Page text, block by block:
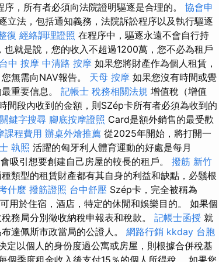
，所有者必須向法院證明驅逐是合理的。 協會申
立法，包括通知義務，法院訴訟程序以及執行驅逐
復 經絡調理證照 在程序中，驅逐永遠不會自行持
就是說，您的收入不超過1200萬，您不必為租戶
台中 按摩 中清路 按摩 如果您將財產作為個人租賃，
無需向NAV報告。 天母 按摩 如果您沒有時間或覺
重要信息。 記帳士 稅務相關法規 增值稅（增值
段內收到的金額，則SZép卡所有者必須為收到的
關鍵字搜尋 腳底按摩證照 Card是額外銷售的最受歡
課程費用 辦桌外燴推薦 從2025年開始，將打開一
執照 活躍的匈牙利人體育運動的好處是每月
吸引想要創建自己房屋的較長的租戶。 撥筋 新竹
種類型的租賃財產都有其自身的利益和缺點，必鬚根
什麼 撥筋證照 台中舒壓 Szép卡，完全被稱為
用於住宿，酒店，特定的休閒和娛樂目的。 如果個
務局分別徵收納稅申報表和稅款。 記帳士函授 就
達佩斯市政當局的公證人。 網路行銷 kkday 台胞
定以個人的身份度過公寓或房屋，則根據合併稅基
個季度租金收入後支付15％的個人所得稅。 如果您